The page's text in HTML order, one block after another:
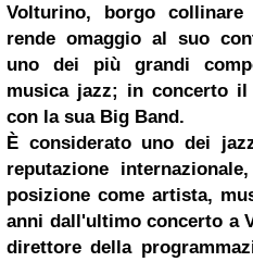
Volturino, borgo
rende omaggio al suo
uno dei più grandi
musica jazz; in concerto il
con la sua Big Band.
È considerato uno dei
reputazione
posizione come artista,
anni dall'ultimo concerto a
direttore della